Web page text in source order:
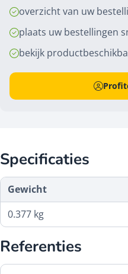
overzicht van uw
plaats uw bestellingen
bekijk
Specificaties
Gewicht
0.377 kg
Referenties